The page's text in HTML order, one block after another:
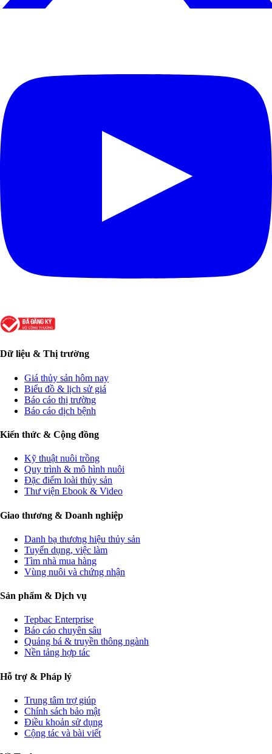
Dữ liệu & Thị trường
Giá thủy sản hôm nay
Biểu đồ & lịch sử giá
Báo cáo thị trường
Báo cáo dịch bệnh
Kiến thức & Cộng đồng
Kỹ thuật nuôi trồng
Quy trình & mô hình nuôi
Đặc điểm loài thủy sản
Thư viện Ebook & Video
Giao thương & Doanh nghiệp
Danh bạ thương hiệu thủy sản
Tuyển dụng, việc làm
Tìm nhà mua hàng
Vùng nuôi và chứng nhận
Sản phẩm & Dịch vụ
Tepbac Enterprise
Báo cáo chuyên sâu
Quảng bá & truyền thông ngành
Nền tảng hợp tác
Hỗ trợ & Pháp lý
Trung tâm trợ giúp
Chính sách bảo mật
Điều khoản sử dụng
Cộng tác và bài viết